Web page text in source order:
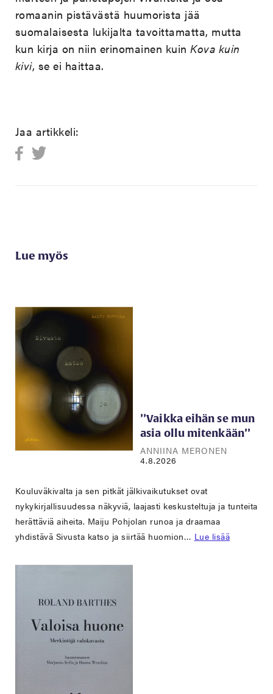
romaanin pistävästä huumorista jää
suomalaisesta lukijalta tavoittamatta, mutta
kun kirja on niin erinomainen kuinKova kuin
kivi, se ei haittaa.
Jaa artikkeli:
Lue myös
’’Vaikka eihän se mun
asia ollu mitenkään’’
ANNIINA MERONEN
4.8.2026
Kouluväkivalta ja sen pitkät jälkivaikutukset ovat
nykykirjallisuudessa näkyviä, laajasti keskusteltuja ja tunteita
herättäviä aiheita. Maiju Pohjolan runoa ja draamaa
yhdistävä Sivusta katso ja siirtää huomion… Lue lisää